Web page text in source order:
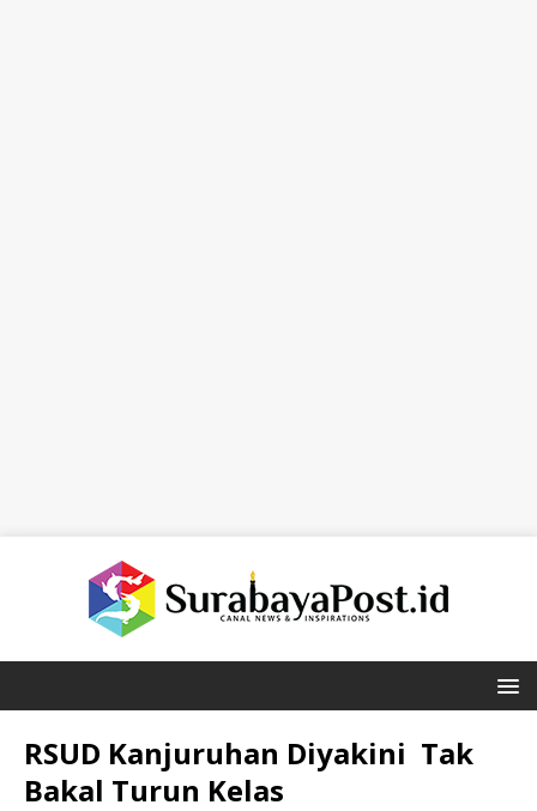
RSUD Kanjuruhan Diyakini Tak
Bakal Turun Kelas